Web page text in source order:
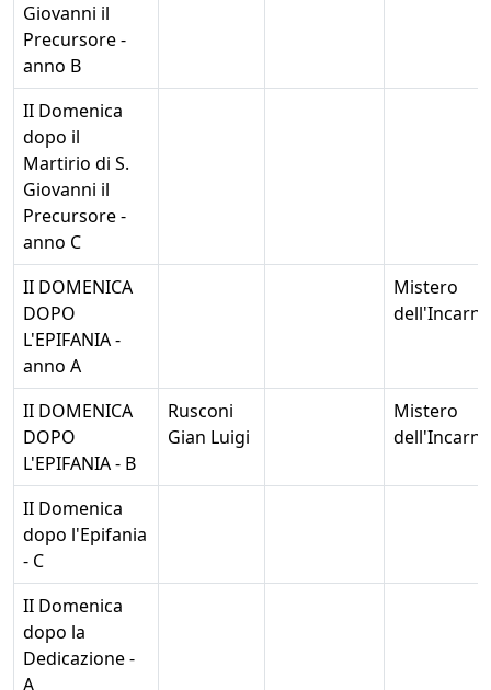
Giovanni il
Precursore -
anno B
II Domenica
dopo il
Martirio di S.
Giovanni il
Precursore -
anno C
II DOMENICA
DOPO
L'EPIFANIA -
anno A
Mistero
II DOMENICA
DOPO
L'EPIFANIA - B
Rusconi
Gian Luigi
Mistero
II Domenica
dopo l'Epifania
- C
II Domenica
dopo la
Dedicazione -
A